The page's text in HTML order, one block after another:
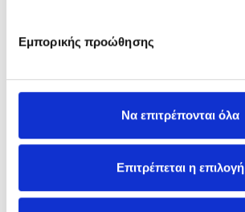
Εμπορικής προώθησης
Να επιτρέπονται όλα
Επιτρέπεται η επιλογή
GOLF BULBS E27
SMD A BULBS DIM
SMD CANDLE BULBS DIM